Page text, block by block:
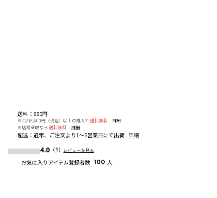
送料 ： 660円
※合計6,600円（税込）以上の購入で 送料無料
詳細
※店頭受取なら 送料無料 詳細
配送 ： 通常、ご注文より1～5営業日にて出荷 詳細
4.0 （1） レビューを見る
お気に入りアイテム登録者数 100 人